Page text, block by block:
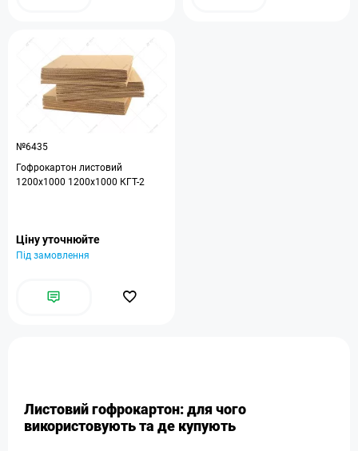
№6435
Гофрокартон листовий
1200x1000 1200x1000 КГТ-2
Ціну уточнюйте
Під замовлення
Листовий гофрокартон: для чого
використовують та де купують